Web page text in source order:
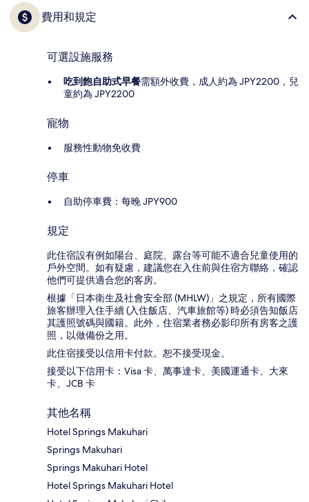
費用和規定
可選設施服務
吃到飽自助式早餐需額外收費，成人約為 JPY2200，兒
童約為 JPY2200
寵物
服務性動物免收費
停車
自助停車費：每晚 JPY900
規定
此住宿設有例如陽台、庭院、露台等可能不適合兒童使用的
戶外空間。如有疑慮，建議您在入住前與住宿方聯絡，確認
他們可提供適合您的客房。
根據「日本衛生及社會安全部 (MHLW)」之規定，所有國際
旅客辦理入住手續 (入住飯店、汽車旅館等) 時必須告知飯店
其護照號碼與國籍。此外，住宿業者務必影印所有房客之護
照，以做備份之用。
此住宿接受以信用卡付款。恕不接受現金。
接受以下信用卡：Visa 卡、萬事達卡、美國運通卡、大來
卡、JCB 卡
其他名稱
Hotel Springs Makuhari
Springs Makuhari
Springs Makuhari Hotel
Hotel Springs Makuhari Hotel